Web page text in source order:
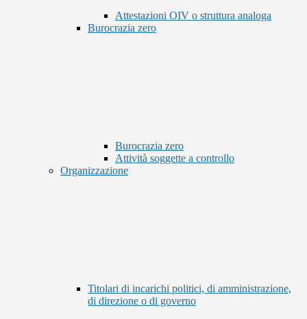
Attestazioni OIV o struttura analoga
Burocrazia zero
Burocrazia zero
Attività soggette a controllo
Organizzazione
Titolari di incarichi politici, di amministrazione,
di direzione o di governo